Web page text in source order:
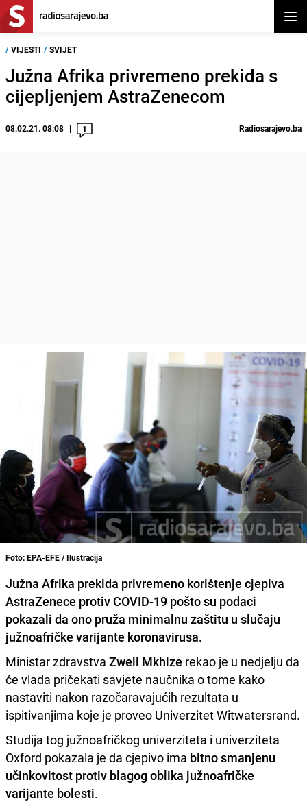
/ VIJESTI / SVIJET
Južna Afrika privremeno prekida s
cijepljenjem AstraZenecom
08.02.21. 08:08 1 Radiosarajevo.ba
Foto: EPA-EFE / Ilustracija
Južna Afrika prekida privremeno korištenje cjepiva
AstraZenece protiv COVID-19 pošto su podaci
pokazali da ono pruža minimalnu zaštitu u slučaju
južnoafričke varijante koronavirusa.
Ministar zdravstva Zweli Mkhize rekao je u nedjelju da
će vlada pričekati savjete naučnika o tome kako
nastaviti nakon razočaravajućih rezultata u
ispitivanjima koje je proveo Univerzitet Witwatersrand.
Studija tog južnoafričkog univerziteta i univerziteta
Oxford pokazala je da cjepivo ima bitno smanjenu
učinkovitost protiv blagog oblika južnoafričke
varijante bolesti.